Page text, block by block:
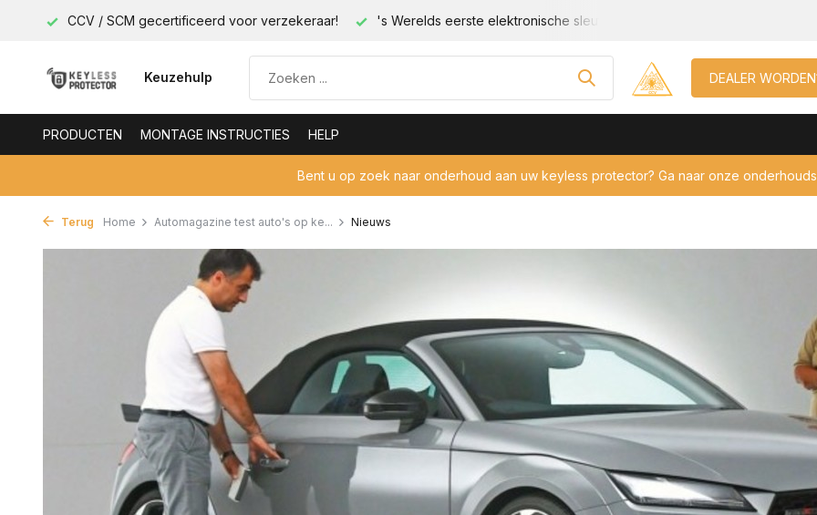
's Werelds eerste elektronische sleutel beveiliging! Geschikt voor elke auto met keyless!
Keuzehulp DEALER
PRODUCTEN MONTAGE INSTRUCTIES HELP
Bent u op zoek naar onderhoud aan uw keyless protector? Ga naar onze
Terug Home Automagazine test auto's op ke... Nieuws